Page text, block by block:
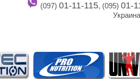
(097) 01-11-115, (095) 01-